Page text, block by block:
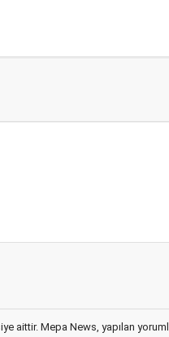
aittir. Mepa News, yapılan